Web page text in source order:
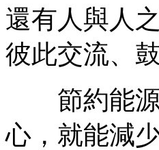
還有人與人
彼此交流、
節約能源
心，就能減